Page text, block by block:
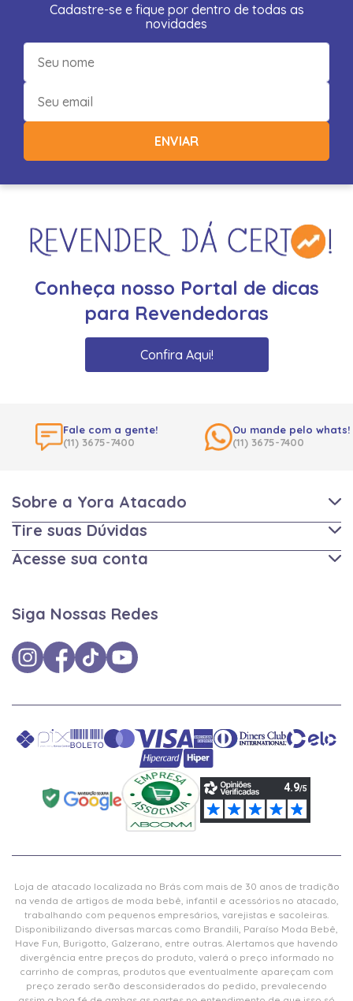
Cadastre-se e fique por dentro de todas as
novidades
ENVIAR
Conheça nosso Portal de dicas
para Revendedoras
Confira Aqui!
Fale com a gente!
(11) 3675-7400
Ou mande pelo whats!
(11) 3675-7400
Sobre a Yora Atacado
Tire suas Dúvidas
Acesse sua conta
Siga Nossas Redes
Loja de atacado localizada no Brás com mais de 30 anos de tradição
na venda de artigos de moda bebê, infantil e acessórios no atacado,
trabalhando com pequenos empresários, varejistas e sacoleiras.
Disponibilizando diversas marcas como Brandili, Paraíso Moda Bebê,
Have Fun, Burigotto, Galzerano, entre outras. Alertamos que havendo
divergência entre preços do produto, valerá o preço informado no
carrinho de compras, produtos que eventualmente apareçam com
preço zerado serão desconsiderados do pedido, prevalecendo